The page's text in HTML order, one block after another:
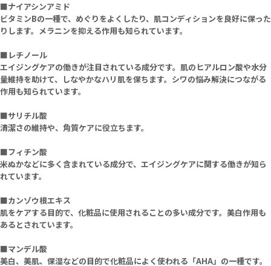
■ナイアシンアミド
ビタミンBの一種で、めぐりをよくしたり、肌コンディションを良好に保った
りします。メラニンを抑える作用も知られています。
■レチノール
エイジングケアの働きが注目されている成分です。肌のヒアルロン酸や水分
量維持を助けて、しなやかなハリ肌を保ちます。シワの悩み解決につながる
作用も知られています。
■サリチル酸
清潔さの維持や、角質ケアに役立ちます。
■フィチン酸
米ぬかなどに多く含まれている成分で、エイジングケアに関する働きが知ら
れています。
■カンゾウ根エキス
肌をケアする目的で、化粧品に使用されることの多い成分です。美白作用も
あるとされています。
■マンデル酸
美白、美肌、保湿などの目的で化粧品によく使われる「AHA」の一種です。